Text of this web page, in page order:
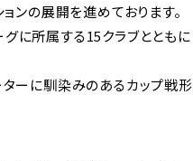
ンの展開を進めております。
に所属する15クラブとともに
ターに馴染みのあるカップ戦形